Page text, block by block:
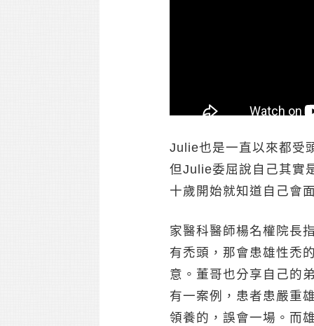
週三晚上10:15分民視
詹惟中，一起與主持
以：「決戰光明頂了
Julie也是一直以來都受
但Julie委屈說自己其實
十歲開始就知道自己會
家醫科醫師楊名權院長
有禿頭，那會患雄性禿
意。董哥也分享自己的
有一案例，患者患嚴重
領養的，誤會一場。而